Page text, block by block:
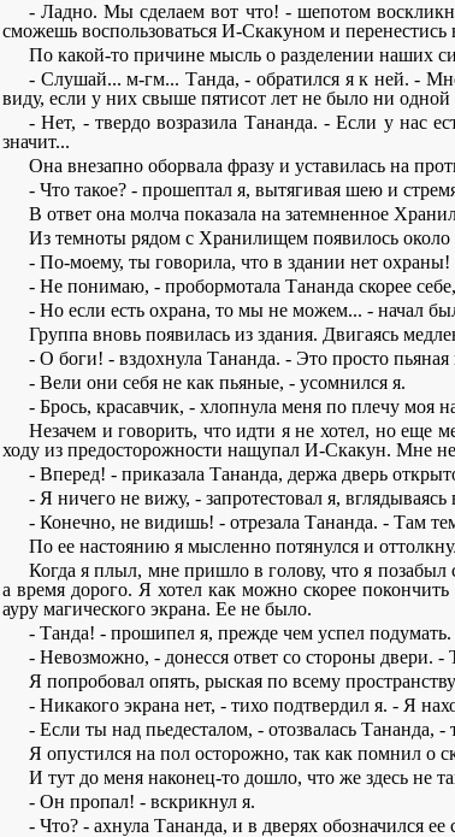
- Ладно. Мы сделаем вот что! - шепотом
сможешь воспользоваться И-Скакуном и
По какой-то причине мысль о разделении наших
- Слушай... м-гм... Танда, - обратился я к ней. -
виду, если у них свыше пятисот лет не было ни одной
- Нет, - твердо возразила Тананда. - Если у нас
значит...
Она внезапно оборвала фразу и уставилась на
- Что такое? - прошептал я, вытягивая шею и
В ответ она молча показала на затемненное
Из темноты рядом с Хранилищем появилось
- По-моему, ты говорила, что в здании нет охраны!
- Не понимаю, - пробормотала Тананда скорее
- Но если есть охрана, то мы не можем... - начал
Группа вновь появилась из здания. Двигаясь
- О боги! - вздохнула Тананда. - Это просто
- Вели они себя не как пьяные, - усомнился я.
- Брось, красавчик, - хлопнула меня по плечу моя
Незачем и говорить, что идти я не хотел, но еще
ходу из предосторожности нащупал И-Скакун. Мне
- Вперед! - приказала Тананда, держа дверь
- Я ничего не вижу, - запротестовал я,
- Конечно, не видишь! - отрезала Тананда. - Там
По ее настоянию я мысленно потянулся и
Когда я плыл, мне пришло в голову, что я
а время дорого. Я хотел как можно скорее
ауру магического экрана. Ее не было.
- Танда! - прошипел я, прежде чем успел
- Невозможно, - донесся ответ со стороны двери.
Я попробовал опять, рыская по всему
- Никакого экрана нет, - тихо подтвердил я. - Я
- Если ты над пьедесталом, - отозвалась
Я опустился на пол осторожно, так как помнил о
И тут до меня наконец-то дошло, что же здесь не
- Он пропал! - вскрикнул я.
- Что? - ахнула Тананда, и в дверях обозначился ее